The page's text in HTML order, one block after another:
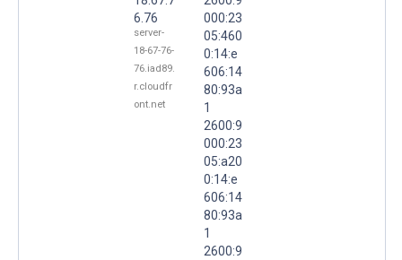
6.76
server-
18-67-76-
76.iad89.
r.cloudfr
ont.net
000:23
05:460
0:14:e
606:14
80:93a
1
2600:9
000:23
05:a20
0:14:e
606:14
80:93a
1
2600:9